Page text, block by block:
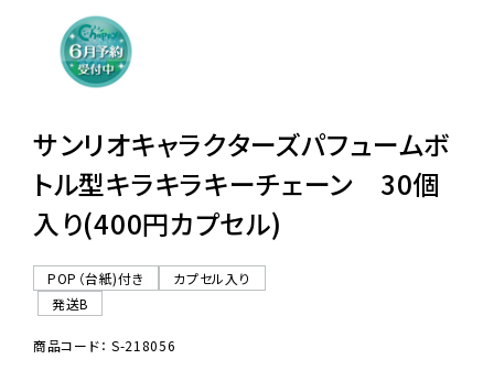
06-6282-7659
サンリオキャラクターズパフュームボ
トル型キラキラキーチェーン 30個
入り(400円カプセル)
POP（台紙)付き
カプセル入り
発送B
商品コード： S-218056